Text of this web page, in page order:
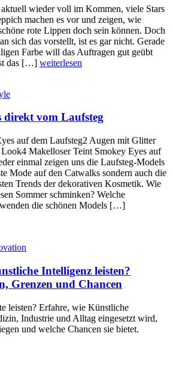
wieder voll im Kommen, viele Stars
machen es vor und zeigen, wie
rote Lippen doch sein können. Doch
sich das vorstellt, ist es gar nicht. Gerade
Farbe will das Auftragen gut geübt
das […] weiterlesen
direkt vom Laufsteg
auf dem Laufsteg2 Augen mit Glitter
Makelloser Teint Smokey Eyes auf
einmal zeigen uns die Laufsteg-Models
Mode auf den Catwalks sondern auch die
Trends der dekorativen Kosmetik. Wie
Sommer schminken? Welche
die schönen Models […]
Intelligenz leisten?
Grenzen und Chancen
leisten? Erfahre, wie Künstliche
Industrie und Alltag eingesetzt wird,
und welche Chancen sie bietet.